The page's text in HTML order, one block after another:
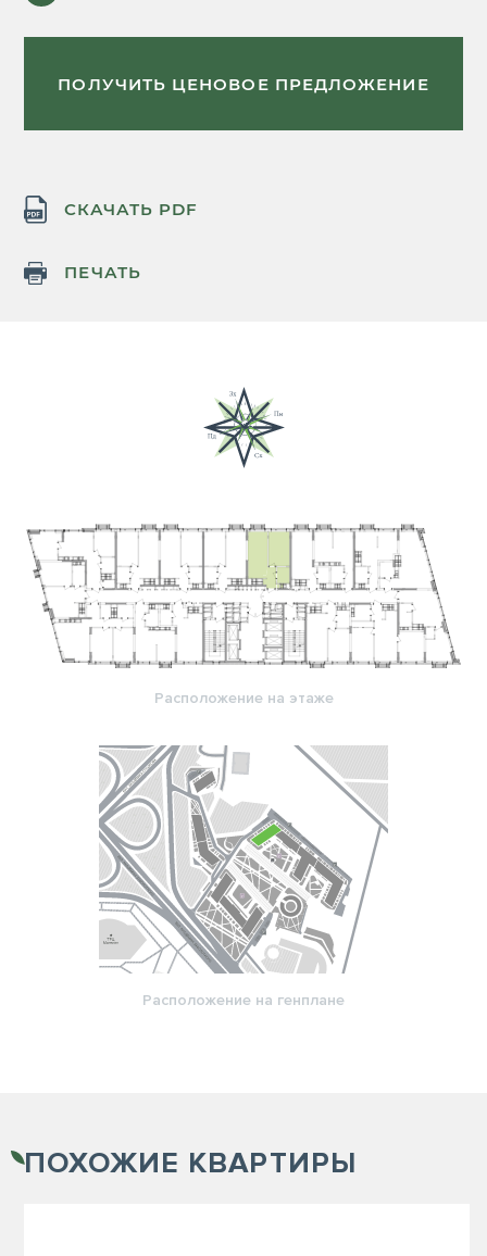
ПОЛУЧИТЬ ЦЕНОВОЕ ПРЕДЛОЖЕНИЕ
СКАЧАТЬ PDF
ПЕЧАТЬ
Расположение на этаже
Расположение на генплане
ПОХОЖИЕ КВАРТИРЫ